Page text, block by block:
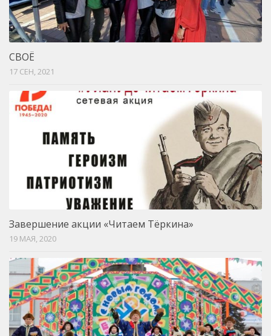
СВОЁ
17 СЕН, 2021
Завершение акции «Читаем Тёркина»
19 МАЯ, 2020